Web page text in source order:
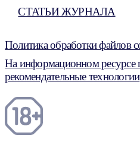
СТАТЬИ ЖУРНАЛА
Политика обработки файлов
На информационном ресурсе
рекомендательные технологии